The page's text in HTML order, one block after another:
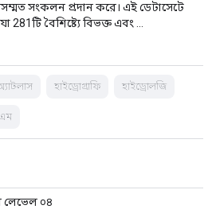
সংকলন প্রদান করে। এই ডেটাসেটে
281টি বৈশিষ্ট্যে বিভক্ত এবং …
হাইড্রোগ্রাফি হাইড্রোলজি
লেভেল ০৪